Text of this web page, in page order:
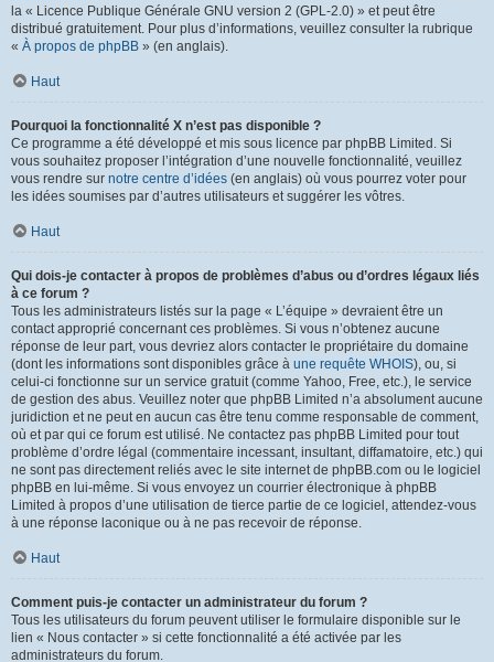
la « Licence Publique Générale GNU version 2 (GPL-2.0) » et peut être
distribué gratuitement. Pour plus d’informations, veuillez consulter la rubrique
« À propos de phpBB » (en anglais).
Haut
Pourquoi la fonctionnalité X n’est pas disponible ?
Ce programme a été développé et mis sous licence par phpBB Limited. Si
vous souhaitez proposer l’intégration d’une nouvelle fonctionnalité, veuillez
vous rendre sur notre centre d’idées (en anglais) où vous pourrez voter pour
les idées soumises par d’autres utilisateurs et suggérer les vôtres.
Haut
Qui dois-je contacter à propos de problèmes d’abus ou d’ordres légaux liés
à ce forum ?
Tous les administrateurs listés sur la page « L’équipe » devraient être un
contact approprié concernant ces problèmes. Si vous n’obtenez aucune
réponse de leur part, vous devriez alors contacter le propriétaire du domaine
(dont les informations sont disponibles grâce à une requête WHOIS), ou, si
celui-ci fonctionne sur un service gratuit (comme Yahoo, Free, etc.), le service
de gestion des abus. Veuillez noter que phpBB Limited n’a absolument aucune
juridiction et ne peut en aucun cas être tenu comme responsable de comment,
où et par qui ce forum est utilisé. Ne contactez pas phpBB Limited pour tout
problème d’ordre légal (commentaire incessant, insultant, diffamatoire, etc.) qui
ne sont pas directement reliés avec le site internet de phpBB.com ou le logiciel
phpBB en lui-même. Si vous envoyez un courrier électronique à phpBB
Limited à propos d’une utilisation de tierce partie de ce logiciel, attendez-vous
à une réponse laconique ou à ne pas recevoir de réponse.
Haut
Comment puis-je contacter un administrateur du forum ?
Tous les utilisateurs du forum peuvent utiliser le formulaire disponible sur le
lien « Nous contacter » si cette fonctionnalité a été activée par les
administrateurs du forum.